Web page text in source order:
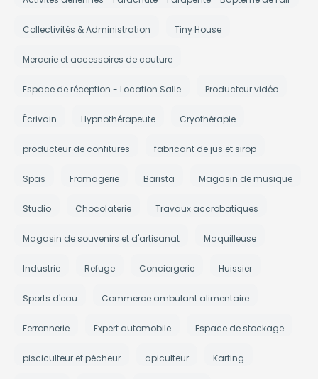
Collectivités & Administration Tiny House
Mercerie et accessoires de couture
Espace de réception - Location Salle Producteur vidéo
Écrivain Hypnothérapeute Cryothérapie
producteur de confitures fabricant de jus et sirop
Spas Fromagerie Barista Magasin de musique
Studio Chocolaterie Travaux accrobatiques
Magasin de souvenirs et d'artisanat Maquilleuse
Industrie Refuge Conciergerie Huissier
Sports d'eau Commerce ambulant alimentaire
Ferronnerie Expert automobile Espace de stockage
pisciculteur et pécheur apiculteur Karting